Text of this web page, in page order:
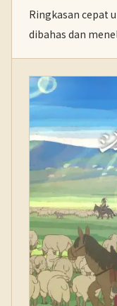
Ringkasan cepat
dibahas dan